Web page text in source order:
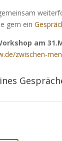
gern ein
am
zwischen-